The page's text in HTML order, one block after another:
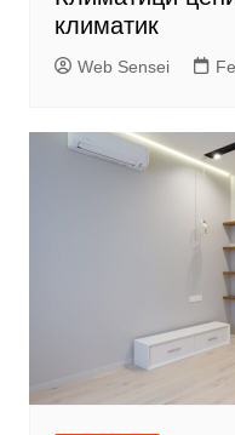
климатик
Web Sensei